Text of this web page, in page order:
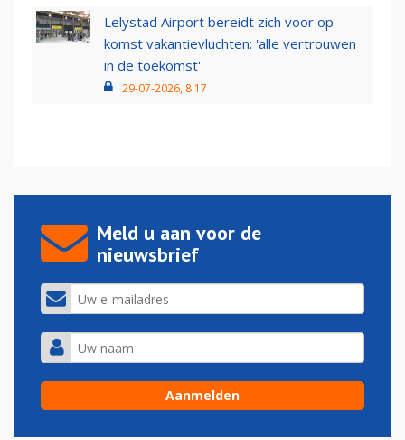
Lelystad Airport bereidt zich voor op
komst vakantievluchten: 'alle vertrouwen
in de toekomst'
29-07-2026, 8:17
Meld u aan voor de
nieuwsbrief